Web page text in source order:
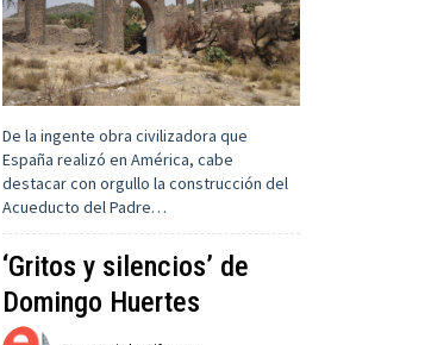
De la ingente obra civilizadora que
España realizó en América, cabe
destacar con orgullo la construcción del
Acueducto del Padre…
‘Gritos y silencios’ de
Domingo Huertes